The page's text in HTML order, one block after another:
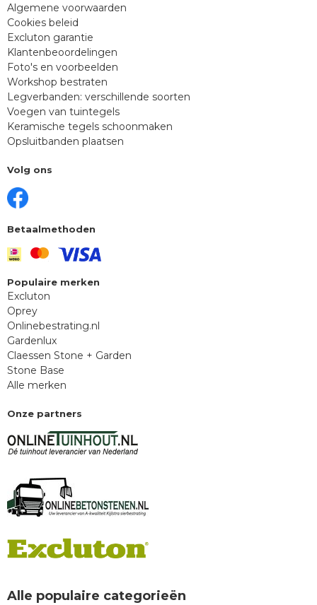
Algemene voorwaarden
Cookies beleid
Excluton garantie
Klantenbeoordelingen
Foto's en voorbeelden
Workshop bestraten
Legverbanden: verschillende soorten
Voegen van tuintegels
Keramische tegels schoonmaken
Opsluitbanden plaatsen
Volg ons
Betaalmethoden
Populaire merken
Excluton
Oprey
Onlinebestrating.nl
Gardenlux
Claessen Stone + Garden
Stone Base
Alle merken
Onze partners
Alle populaire categorieën